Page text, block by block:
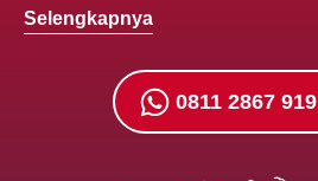
Selengkapnya
0811 2867 919